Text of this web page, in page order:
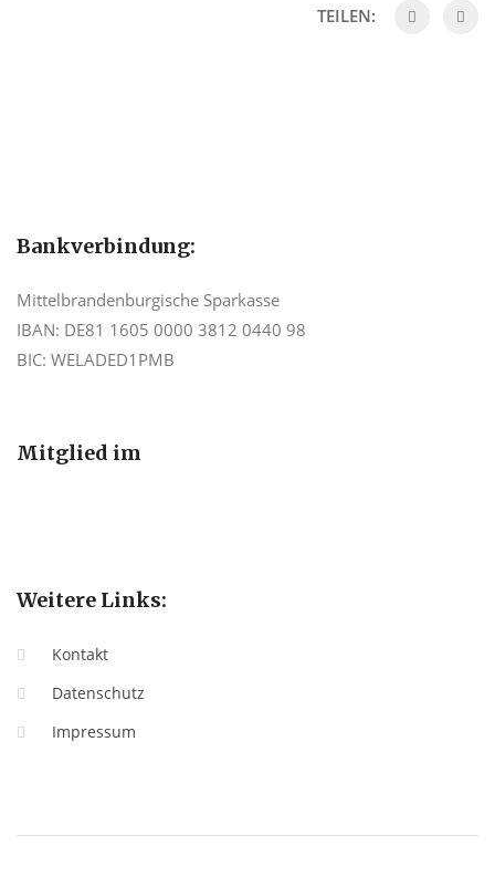
TEILEN:
Bankverbindung:
Mittelbrandenburgische Sparkasse
IBAN: DE81 1605 0000 3812 0440 98
BIC: WELADED1PMB
Mitglied im
Weitere Links:
Kontakt
Datenschutz
Impressum